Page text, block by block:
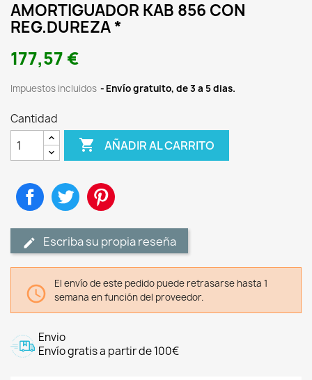
AMORTIGUADOR KAB 856 CON
REG.DUREZA *
177,57 €
Impuestos incluidos Envío gratuito, de 3 a 5 dias.
Cantidad
 AÑADIR AL CARRITO
CompartirTuitear
Escriba su propia reseña

El envío de este pedido puede retrasarse hasta 1
semana en función del proveedor.
Envio
Envío gratis a partir de 100€